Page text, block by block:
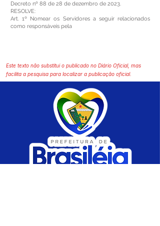
Decreto nº 88 de 28 de dezembro de 2023.
RESOLVE:
Art. 1º Nomear os Servidores a seguir relacionados
como responsáveis pela
Este texto não substitui o publicado no Diário Oficial, mas
facilita a pesquisa para localizar a publicação oficial.